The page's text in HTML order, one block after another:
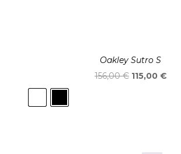
Oakley Sutro S
156,00€ El
115,00 €El